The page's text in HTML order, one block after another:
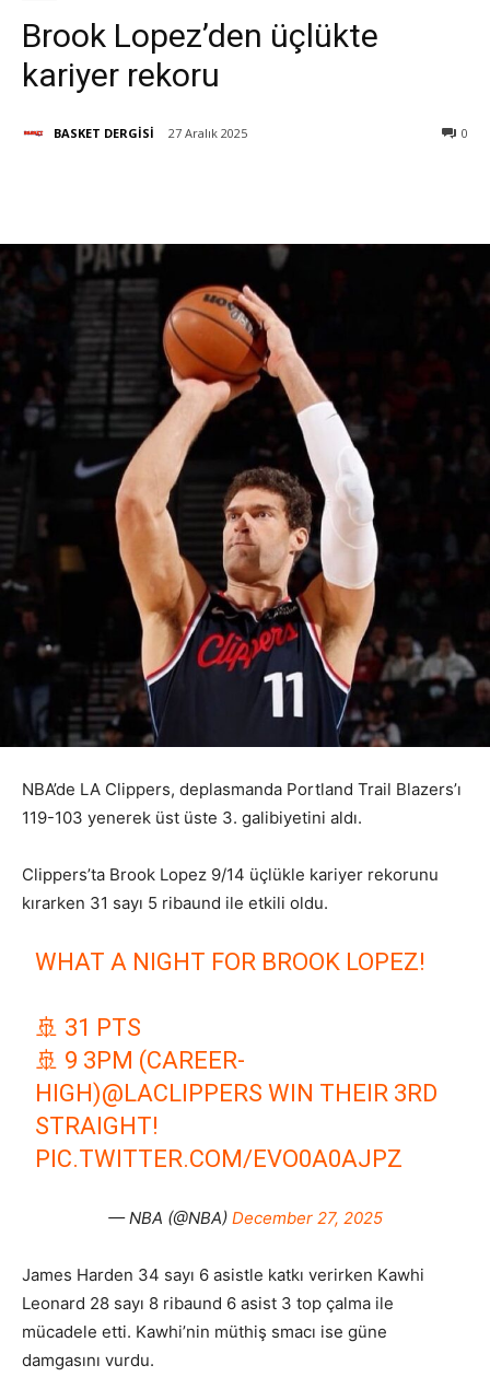
Brook Lopez’den üçlükte
kariyer rekoru
BASKET DERGİSİ 27 Aralık 2025 0
NBA’de LA Clippers, deplasmanda Portland Trail Blazers’ı
119-103 yenerek üst üste 3. galibiyetini aldı.
Clippers’ta Brook Lopez 9/14 üçlükle kariyer rekorunu
kırarken 31 sayı 5 ribaund ile etkili oldu.
WHAT A NIGHT FOR BROOK LOPEZ!
🚢 31 PTS
🚢 9 3PM (CAREER-
HIGH)@LACLIPPERS WIN THEIR 3RD
STRAIGHT!
PIC.TWITTER.COM/EVO0A0AJPZ
— NBA (@NBA) December 27, 2025
James Harden 34 sayı 6 asistle katkı verirken Kawhi
Leonard 28 sayı 8 ribaund 6 asist 3 top çalma ile
mücadele etti. Kawhi’nin müthiş smacı ise güne
damgasını vurdu.